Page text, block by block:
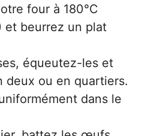
four à 180°C
et beurrez un plat
équeutez-les et
deux ou en quartiers.
dans le